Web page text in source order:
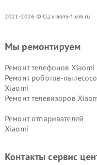
2021-2026 © СЦ xiaomi-fixim.ru
Мы ремонтируем
Ремонт телефонов Xiaomi
Ремонт роботов-
Xiaomi
Ремонт телевизоров
Ремонт отпаривателей
Xiaomi
Ремонт стиральных
Контакты сервис